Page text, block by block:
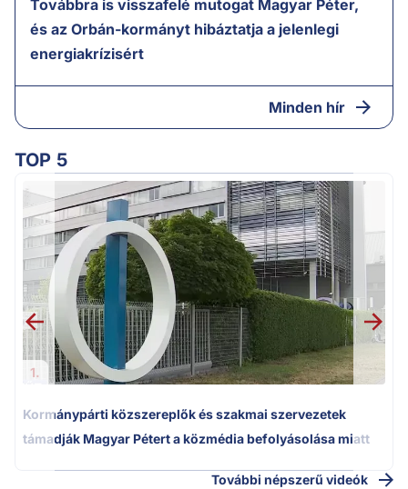
Továbbra is visszafelé mutogat Magyar Péter,
és az Orbán-kormányt hibáztatja a jelenlegi
energiakrízisért
Minden hír
TOP 5
1.
Kormánypárti közszereplők és szakmai szervezetek
támadják Magyar Pétert a közmédia befolyásolása miatt
További népszerű videók